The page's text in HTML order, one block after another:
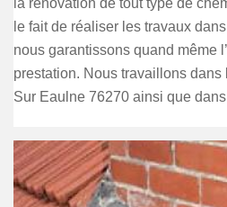
la rénovation de tout type de
le fait de réaliser les travaux
nous garantissons quand même
prestation. Nous travaillons
Sur Eaulne 76270 ainsi que